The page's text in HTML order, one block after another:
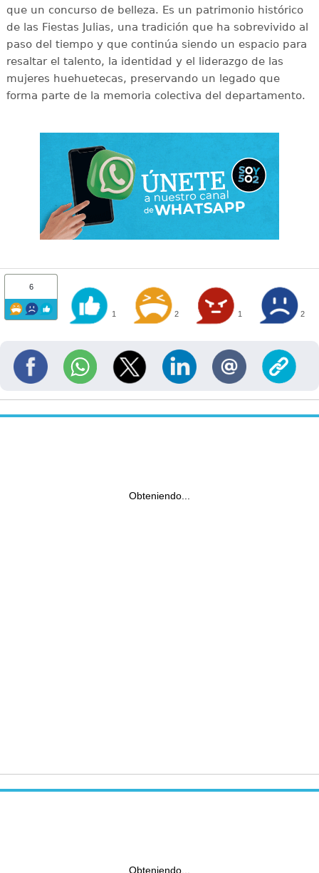
que un concurso de belleza. Es un patrimonio histórico
de las Fiestas Julias, una tradición que ha sobrevivido al
paso del tiempo y que continúa siendo un espacio para
resaltar el talento, la identidad y el liderazgo de las
mujeres huehuetecas, preservando un legado que
forma parte de la memoria colectiva del departamento.
6
1 2 1 2
Obteniendo...
Obteniendo...